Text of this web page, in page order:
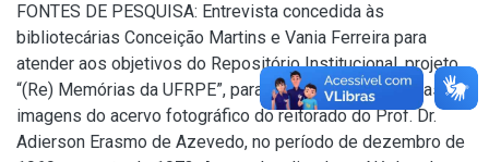
FONTES DE PESQUISA: Entrevista concedida às
bibliotecárias Conceição Martins e Vania Ferreira para
atender aos objetivos do Repositório Institucional, projeto
“(Re) Memórias da UFRPE”, para a contextualização das
imagens do acervo fotográfico do reitorado do Prof. Dr.
Adierson Erasmo de Azevedo, no período de dezembro de